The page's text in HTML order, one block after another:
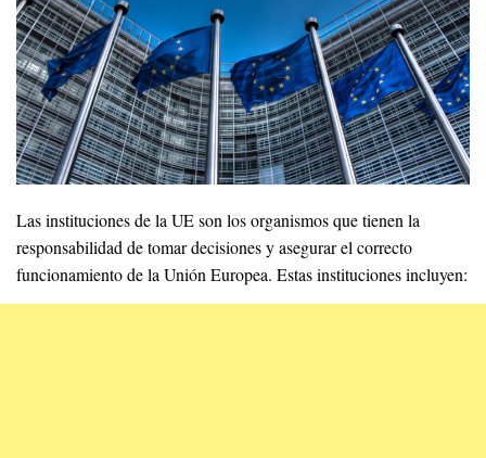
Las instituciones de la UE son los organismos que tienen la
responsabilidad de tomar decisiones y asegurar el correcto
funcionamiento de la Unión Europea. Estas instituciones incluyen: